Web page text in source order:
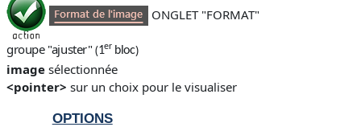
ONGLET "FORMAT"
groupe "ajuster" (1er bloc)
image sélectionnée
<pointer> sur un choix pour le visualiser
OPTIONS